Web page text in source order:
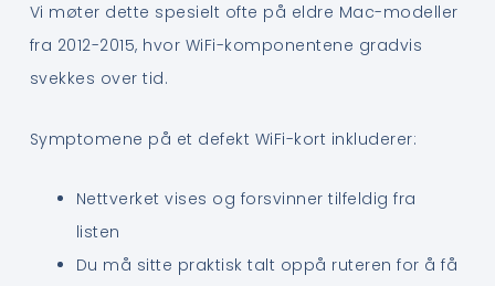
Vi møter dette spesielt ofte på eldre Mac-modeller
fra 2012-2015, hvor WiFi-komponentene gradvis
svekkes over tid.
Symptomene på et defekt WiFi-kort inkluderer:
Nettverket vises og forsvinner tilfeldig fra
listen
Du må sitte praktisk talt oppå ruteren for å få